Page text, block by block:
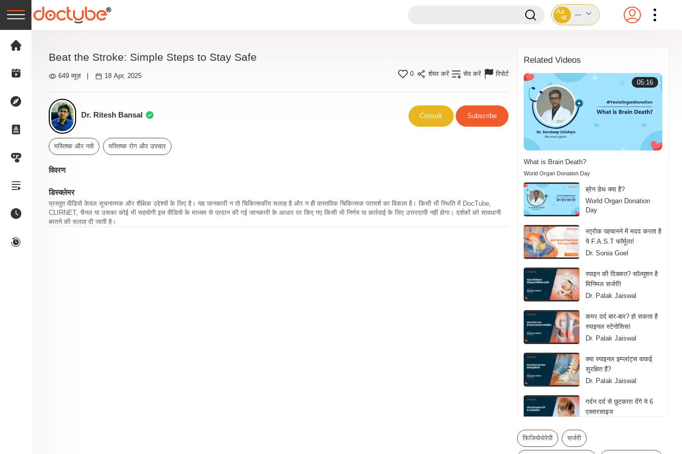
Aa
आ
---
Beat the Stroke: Simple Steps to Stay Safe
649 व्यूज़ 18 Apr, 2025 0 शेयर करें सेव करें रिपोर्ट
Dr. Ritesh Bansal Consult Subscribe
मस्तिष्क और नसें मस्तिष्क रोग और उपचार
विवरण
डिस्क्लेमर
प्रस्तुत वीडियो केवल सूचनात्मक और शैक्षिक उद्देश्यों के लिए है। यह जानकारी न तो चिकित्सकीय सलाह है और न ही वास्तविक चिकित्सक परामर्श का विकल्प है। किसी भी स्थिति में DocTube,
CLIRNET, चैनल या उसका कोई भी सहयोगी इस वीडियो के माध्यम से प्रदान की गई जानकारी के आधार पर किए गए किसी भी निर्णय या कार्रवाई के लिए उत्तरदायी नहीं होगा। दर्शकों को सावधानी
बरतने की सलाह दी जाती है।
Related Videos
05:16
What is Brain Death?
World Organ Donation Day
ब्रेन डेथ क्या है?
World Organ Donation
Day
स्ट्रोक पहचानने में मदद करता है
ये F.A.S.T फॉर्मूला!
Dr. Sonia Goel
स्पाइन की दिक्कत? सॉल्यूशन है
मिनिमल सर्जरी!
Dr. Palak Jaiswal
कमर दर्द बार-बार? हो सकता है
स्पाइनल स्टेनोसिस!
Dr. Palak Jaiswal
क्या स्पाइनल इम्प्लांट्स वाकई
सुरक्षित हैं?
Dr. Palak Jaiswal
गर्दन दर्द से छुटकारा देंगे ये 6
एक्सरसाइज
डरें नहीं, जानें ब्रेन ट्यूमर का
फिजियोथेरेपी सर्जरी